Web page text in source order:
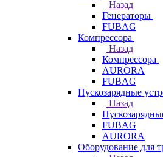
Назад
Генераторы
FUBAG
Компрессора
Назад
Компрессора
AURORA
FUBAG
Пускозарядные
Назад
FUBAG
AURORA
Оборудование для